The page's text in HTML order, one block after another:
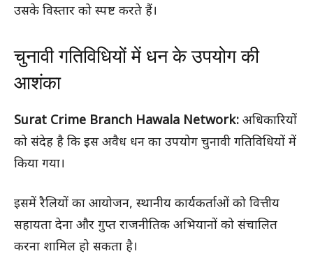
उसके विस्तार को स्पष्ट करते हैं।
चुनावी गतिविधियों में धन के उपयोग की
आशंका
Surat Crime Branch Hawala Network: अधिकारियों
को संदेह है कि इस अवैध धन का उपयोग चुनावी गतिविधियों में
किया गया।
इसमें रैलियों का आयोजन, स्थानीय कार्यकर्ताओं को वित्तीय
सहायता देना और गुप्त राजनीतिक अभियानों को संचालित
करना शामिल हो सकता है।